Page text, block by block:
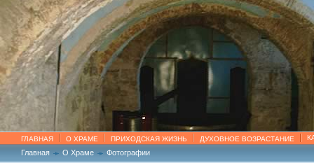
ГЛАВНАЯ О ХРАМЕ ПРИХОДСКАЯ ЖИЗНЬ ДУХОВНОЕ ВОЗРАСТАНИЕ
Главная О Храме Фотографии